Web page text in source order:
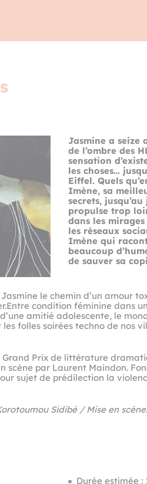
Jasmine a seize
de l’ombre des
sensation
les choses…
Eiffel. Quels
Imène, sa
secrets,
propulse trop
dans les
les réseaux
Imène qui
beaucoup
de sauver sa
le chemin d’un amour
condition féminine dans
amitié adolescente, le
les folles soirées techno de nos
Prix de littérature
scène par Laurent Maindon.
sujet de prédilection la
Sidibé / Mise en
Durée estimée :